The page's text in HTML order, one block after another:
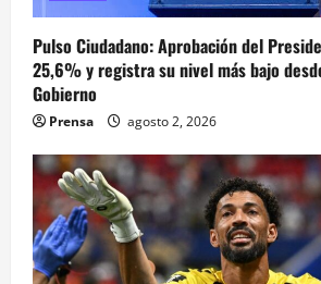
Pulso Ciudadano: Aprobación del
25,6% y registra su nivel más bajo
Gobierno
Prensa agosto 2, 2026